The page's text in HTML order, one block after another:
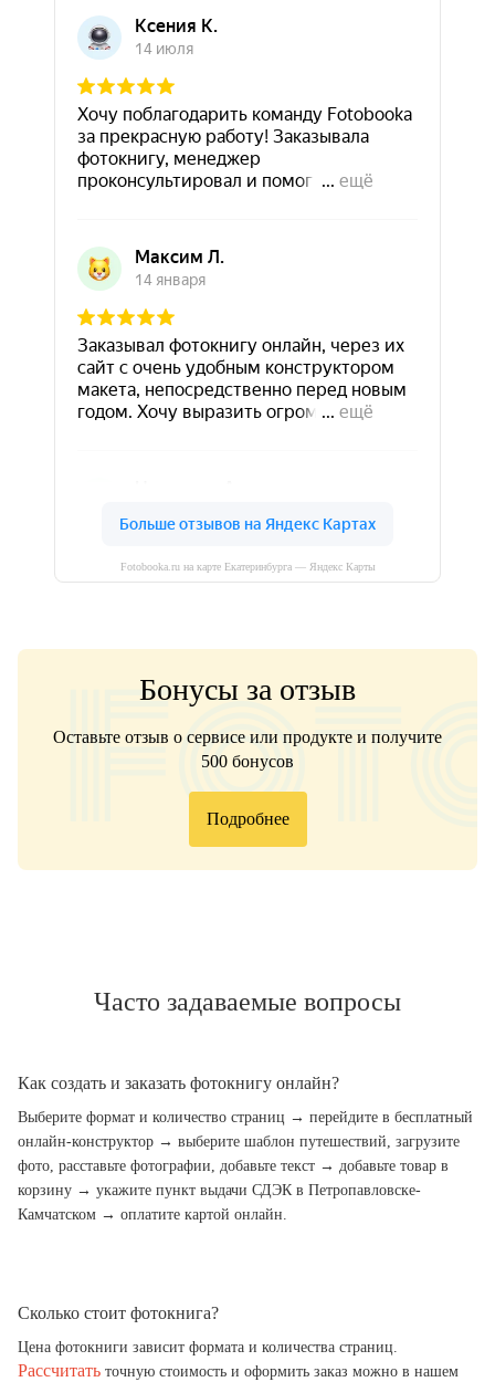
Fotobooka.ru на карте Екатеринбурга — Яндекс Карты
Бонусы за отзыв
Оставьте отзыв о сервисе или продукте и получите
500 бонусов
Подробнее
Часто задаваемые вопросы
Как создать и заказать фотокнигу онлайн?
Выберите формат и количество страниц → перейдите в бесплатный
онлайн-конструктор → выберите шаблон путешествий, загрузите
фото, расставьте фотографии, добавьте текст → добавьте товар в
корзину → укажите пункт выдачи СДЭК в Петропавловске-
Камчатском → оплатите картой онлайн.
Сколько стоит фотокнига?
Цена фотокниги зависит формата и количества страниц.
Рассчитать точную стоимость и оформить заказ можно в нашем